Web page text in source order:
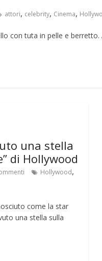
attori, celebrity, Cinema,
con tuta in pelle e
una stella
di Hollywood
Hollywood,
come la star
una stella sulla